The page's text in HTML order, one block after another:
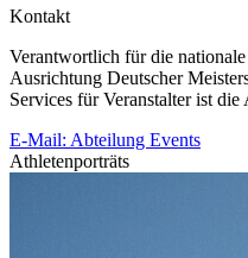
Kontakt
Verantwortlich für die
Ausrichtung Deutscher
Services für Veranstalter ist
E-Mail: Abteilung Events
Athletenporträts